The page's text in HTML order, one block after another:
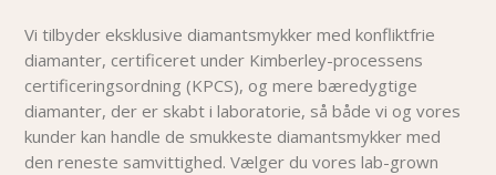
Vi tilbyder eksklusive diamantsmykker med konfliktfrie
diamanter, certificeret under Kimberley-processens
certificeringsordning (KPCS), og mere bæredygtige
diamanter, der er skabt i laboratorie, så både vi og vores
kunder kan handle de smukkeste diamantsmykker med
den reneste samvittighed. Vælger du vores lab-grown